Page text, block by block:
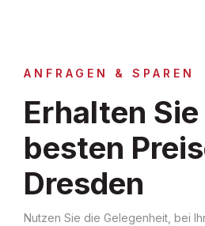
ANFRAGEN & SPAREN
Erhalten
besten
Dresden
Nutzen Sie die Gelegenheit, bei